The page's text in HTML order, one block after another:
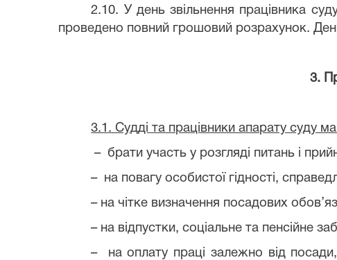
2.10. У день звільнення працівника
проведено повний грошовий розрахунок.
3.
3.1. Судді та працівники апарату суду
– брати участь у розгляді питань і
– на повагу особистої гідності,
– на чітке визначення посадових
– на відпустки, соціальне та пенсійне
– на оплату праці залежно від